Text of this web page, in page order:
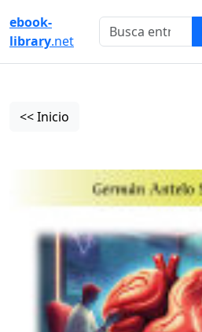
ebook-
library.net
<< Inicio